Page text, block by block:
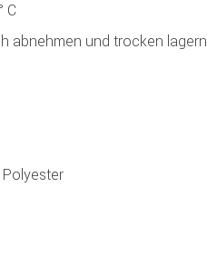
C
abnehmen und trocken lagern